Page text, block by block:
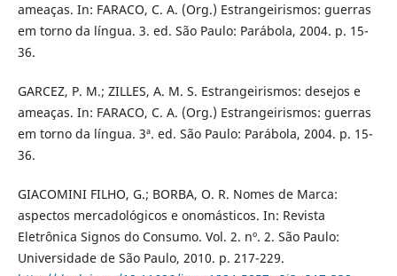
ameaças. In: FARACO, C. A. (Org.) Estrangeirismos: guerras
em torno da língua. 3. ed. São Paulo: Parábola, 2004. p. 15-
36.
GARCEZ, P. M.; ZILLES, A. M. S. Estrangeirismos: desejos e
ameaças. In: FARACO, C. A. (Org.) Estrangeirismos: guerras
em torno da língua. 3ª. ed. São Paulo: Parábola, 2004. p. 15-
36.
GIACOMINI FILHO, G.; BORBA, O. R. Nomes de Marca:
aspectos mercadológicos e onomásticos. In: Revista
Eletrônica Signos do Consumo. Vol. 2. nº. 2. São Paulo:
Universidade de São Paulo, 2010. p. 217-229.